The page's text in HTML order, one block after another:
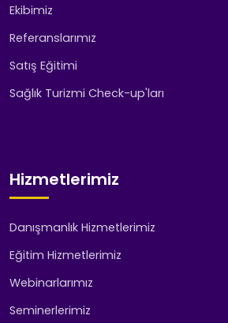
Ekibimiz
Referanslarımız
Satış Eğitimi
Sağlık Turizmi Check-up'ları
Hizmetlerimiz
Danışmanlık Hizmetlerimiz
Eğitim Hizmetlerimiz
Webinarlarımız
Seminerlerimiz